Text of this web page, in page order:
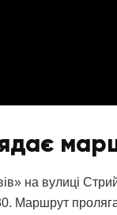
на вулиці
Маршрут